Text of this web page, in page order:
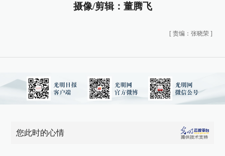
摄像/剪辑：董腾飞
[ 责编：张晓荣 ]
您此时的心情